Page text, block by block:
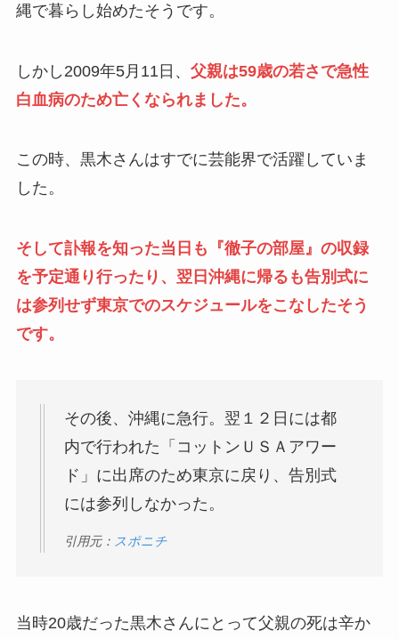
縄で暮らし始めたそうです。
しかし2009年5月11日、 父親は59歳の若さで急性
白血病のため亡くなられました。
この時、黒木さんはすでに芸能界で活躍していま
した。
そして訃報を知った当日も『徹子の部屋』の収録
を予定通り行ったり、翌日沖縄に帰るも告別式に
は参列せず東京でのスケジュールをこなしたそう
です。
その後、沖縄に急行。翌１２日には都
内で行われた「コットンＵＳＡアワー
ド」に出席のため東京に戻り、告別式
には参列しなかった。
引用元： スポニチ
当時20歳だった黒木さんにとって父親の死は辛か